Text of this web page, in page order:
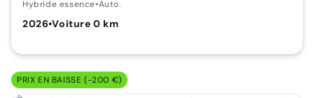
Hybride essence•Auto.
2026•Voiture 0 km
PRIX EN BAISSE (-200 €)